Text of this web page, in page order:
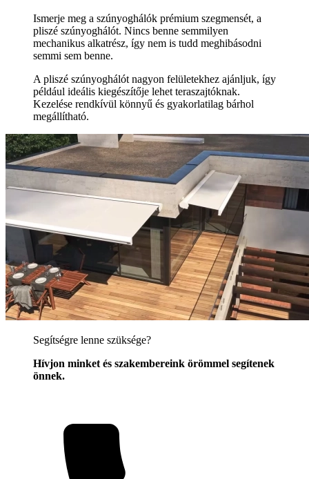
Ismerje meg a szúnyoghálók prémium szegmensét, a
pliszé szúnyoghálót. Nincs benne semmilyen
mechanikus alkatrész, így nem is tudd meghibásodni
semmi sem benne.
A pliszé szúnyoghálót nagyon felületekhez ajánljuk, így
például ideális kiegészítője lehet teraszajtóknak.
Kezelése rendkívül könnyű és gyakorlatilag bárhol
megállítható.
Segítségre lenne szüksége?
Hívjon minket és szakembereink örömmel segítenek
önnek.